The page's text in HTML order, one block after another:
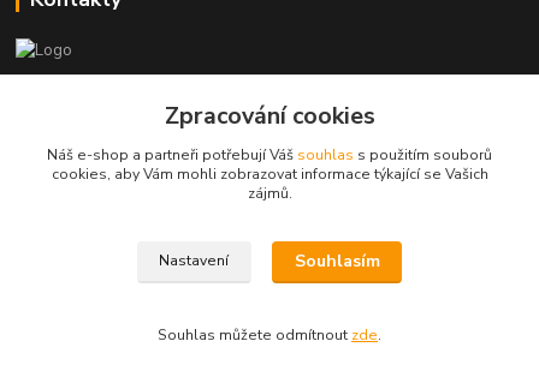
+420773237626
popisekhk@gmail.com
Zpracování cookies
Náš e-shop a partneři potřebují Váš souhlas s použitím souborů
cookies, aby Vám mohli zobrazovat informace týkající se Vašich
zájmů.
Nastavení Souhlasím
Souhlas můžete odmítnout zde.